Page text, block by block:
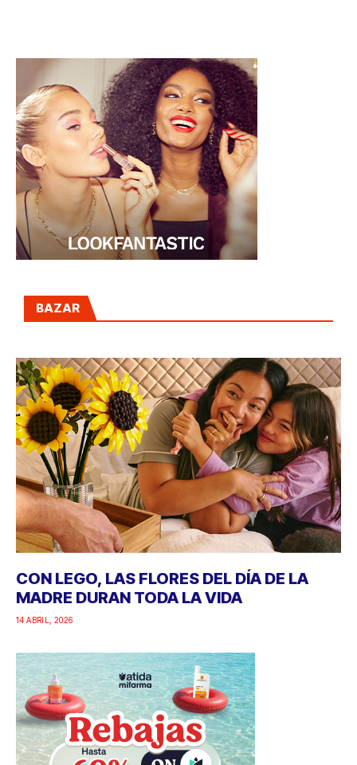
BAZAR
CON LEGO, LAS FLORES DEL DÍA DE LA
MADRE DURAN TODA LA VIDA
14 ABRIL, 2026